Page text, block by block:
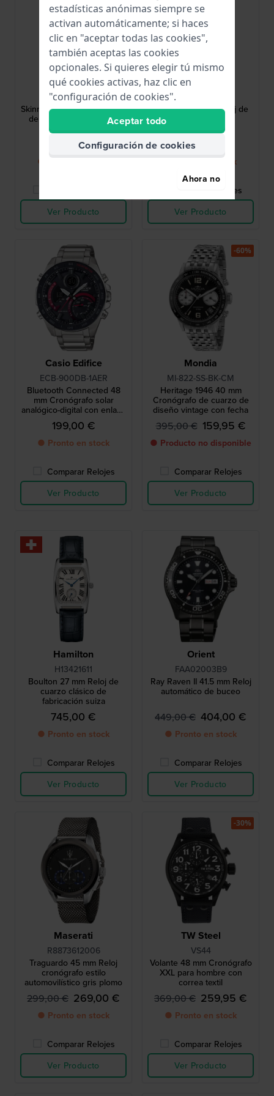
Swatch
SS07S102
Skinnavy 42 mm Reloj suizo
de cuarzo ultra delgado
195,00 €
● Pronto en stock
Ver Producto
Swatch
Pinkbaya 34 mm Reloj de
75,00 €
● Pronto en stock
Comparar Relojes
Ver Producto
Casio Edifice
ECB-900DB-1AER
Bluetooth Connected 48
mm Cronógrafo solar
analógico-digital con enlace
a smartphone.
199,00 €
● Pronto en stock
Comparar Relojes
Ver Producto
Mondia
MI-822-SS-BK-CM
Heritage 1946 40 mm
Cronógrafo de cuarzo de
diseño vintage con fecha
395,00 € 159,95 €
● Producto no disponible
Comparar Relojes
Ver Producto
-60%
Hamilton
H13421611
Boulton 27 mm Reloj de
cuarzo clásico de
fabricación suiza
745,00 €
● Pronto en stock
Comparar Relojes
Ver Producto
Orient
FAA02003B9
Ray Raven II 41.5 mm Reloj
automático de buceo
449,00 € 404,00 €
● Pronto en stock
Comparar Relojes
Ver Producto
Maserati
R8873612006
Traguardo 45 mm Reloj
cronógrafo estilo
automovilístico gris plomo
299,00 € 269,00 €
● Pronto en stock
Comparar Relojes
Ver Producto
TW Steel
VS44
Volante 48 mm Cronógrafo
XXL para hombre con
correa textil
369,00 € 259,95 €
● Pronto en stock
Comparar Relojes
Ver Producto
-30%
estadísticas anónimas siempre se
activan automáticamente; si haces
clic en "aceptar todas las cookies",
también aceptas las cookies
opcionales. Si quieres elegir tú mismo
qué cookies activas, haz clic en
"configuración de cookies".
Aceptar todo
Configuración de cookies
Ahora no